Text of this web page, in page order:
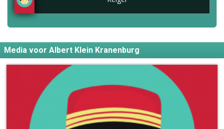
Media voor Albert Klein Kranenburg